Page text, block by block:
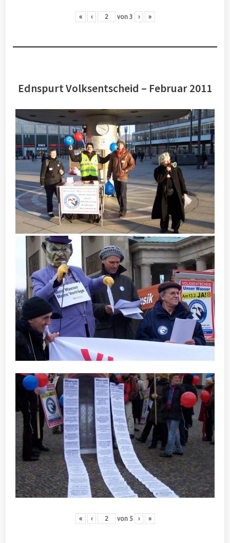
« ‹ von 3 › »
Ednspurt Volksentscheid – Februar 2011
« ‹ von 5 › »